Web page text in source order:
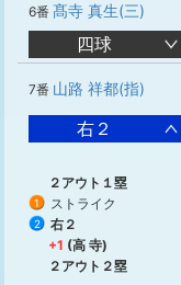
6番 髙寺 真生(三)
四球
7番 山路 祥都(指)
右２
２アウト１塁
1 ストライク
2
右２
+1 (高 寺)
２アウト２塁